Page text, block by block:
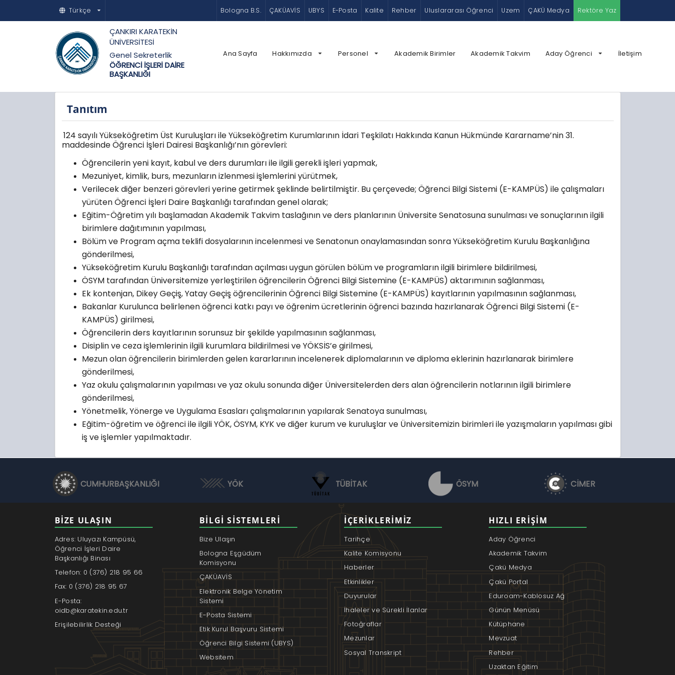
Türkçe Bologna B.S. ÇAKÜAVİS UBYS E-Posta Kalite Rehber Uluslararası Öğrenci Uzem ÇAKÜ Medya Rektöre Yaz
ÇANKIRI KARATEKİN
ÜNİVERSİTESİ
Genel Sekreterlik
ÖĞRENCİ İŞLERİ DAİRE
BAŞKANLIĞI
Ana Sayfa Hakkımızda Personel Akademik Birimler Akademik Takvim Aday Öğrenci İletişim
Tanıtım
124 sayılı Yükseköğretim Üst Kuruluşları ile Yükseköğretim Kurumlarının İdari Teşkilatı Hakkında Kanun Hükmünde Kararname’nin 31.
maddesinde Öğrenci İşleri Dairesi Başkanlığı’nın görevleri:
Öğrencilerin yeni kayıt, kabul ve ders durumları ile ilgili gerekli işleri yapmak,
Mezuniyet, kimlik, burs, mezunların izlenmesi işlemlerini yürütmek,
Verilecek diğer benzeri görevleri yerine getirmek şeklinde belirtilmiştir. Bu çerçevede; Öğrenci Bilgi Sistemi (E-KAMPÜS) ile çalışmaları
yürüten Öğrenci İşleri Daire Başkanlığı tarafından genel olarak;
Eğitim-Öğretim yılı başlamadan Akademik Takvim taslağının ve ders planlarının Üniversite Senatosuna sunulması ve sonuçlarının ilgili
birimlere dağıtımının yapılması,
Bölüm ve Program açma teklifi dosyalarının incelenmesi ve Senatonun onaylamasından sonra Yükseköğretim Kurulu Başkanlığına
gönderilmesi,
Yükseköğretim Kurulu Başkanlığı tarafından açılması uygun görülen bölüm ve programların ilgili birimlere bildirilmesi,
ÖSYM tarafından Üniversitemize yerleştirilen öğrencilerin Öğrenci Bilgi Sistemine (E-KAMPÜS) aktarımının sağlanması,
Ek kontenjan, Dikey Geçiş, Yatay Geçiş öğrencilerinin Öğrenci Bilgi Sistemine (E-KAMPÜS) kayıtlarının yapılmasının sağlanması,
Bakanlar Kurulunca belirlenen öğrenci katkı payı ve öğrenim ücretlerinin öğrenci bazında hazırlanarak Öğrenci Bilgi Sistemi (E-
KAMPÜS) girilmesi,
Öğrencilerin ders kayıtlarının sorunsuz bir şekilde yapılmasının sağlanması,
Disiplin ve ceza işlemlerinin ilgili kurumlara bildirilmesi ve YÖKSİS’e girilmesi,
Mezun olan öğrencilerin birimlerden gelen kararlarının incelenerek diplomalarının ve diploma eklerinin hazırlanarak birimlere
gönderilmesi,
Yaz okulu çalışmalarının yapılması ve yaz okulu sonunda diğer Üniversitelerden ders alan öğrencilerin notlarının ilgili birimlere
gönderilmesi,
Yönetmelik, Yönerge ve Uygulama Esasları çalışmalarının yapılarak Senatoya sunulması,
Eğitim-öğretim ve öğrenci ile ilgili YÖK, ÖSYM, KYK ve diğer kurum ve kuruluşlar ve Üniversitemizin birimleri ile yazışmaların yapılması gibi
iş ve işlemler yapılmaktadır.
CUMHURBAŞKANLIĞI YÖK TÜBİTAK ÖSYM CİMER
BİZE ULAŞIN
Adres: Uluyazı Kampüsü,
Öğrenci İşleri Daire
Başkanlığı Binası
Telefon: 0 (376) 218 95 66
Fax: 0 (376) 218 95 67
E-Posta:
oidb@karatekin.edu.tr
Erişilebilirlik Desteği
BILGI SISTEMLERI
Bize Ulaşın
Bologna Eşgüdüm
Komisyonu
ÇAKÜAVİS
Elektronik Belge Yönetim
Sistemi
E-Posta Sistemi
Etik Kurul Başvuru Sistemi
Öğrenci Bilgi Sistemi (UBYS)
Websitem
İÇERIKLERIMIZ
Tarihçe
Kalite Komisyonu
Haberler
Etkinlikler
Duyurular
İhaleler ve Sürekli İlanlar
Fotoğraflar
Mezunlar
Sosyal Transkript
HIZLI ERIŞIM
Aday Öğrenci
Akademik Takvim
Çakü Medya
Çakü Portal
Eduroam-Kablosuz Ağ
Günün Menüsü
Kütüphane
Mevzuat
Rehber
Uzaktan Eğitim